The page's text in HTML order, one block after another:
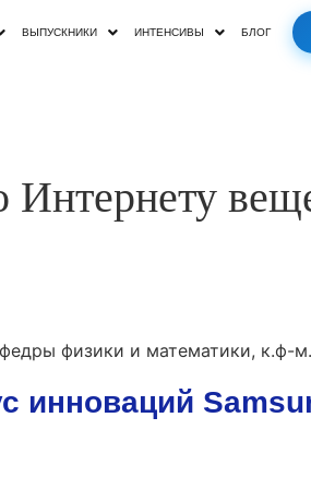
ВЫПУСКНИКИ ИНТЕНСИВЫ БЛОГ
Интернету
физики и математики, к.ф-
инноваций